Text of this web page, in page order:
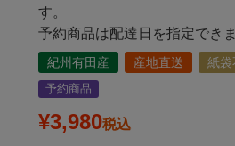
す。
予約商品は配達日を指定できま
紀州有田産 産地直送 紙袋
予約商品
¥3,980税込